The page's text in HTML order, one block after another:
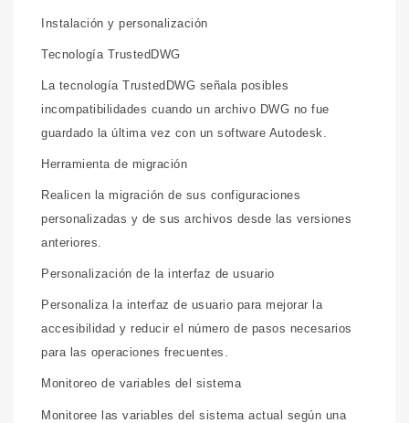
Instalación y personalización
Tecnología TrustedDWG
La tecnología TrustedDWG señala posibles
incompatibilidades cuando un archivo DWG no fue
guardado la última vez con un software Autodesk.
Herramienta de migración
Realicen la migración de sus configuraciones
personalizadas y de sus archivos desde las versiones
anteriores.
Personalización de la interfaz de usuario
Personaliza la interfaz de usuario para mejorar la
accesibilidad y reducir el número de pasos necesarios
para las operaciones frecuentes.
Monitoreo de variables del sistema
Monitoree las variables del sistema actual según una